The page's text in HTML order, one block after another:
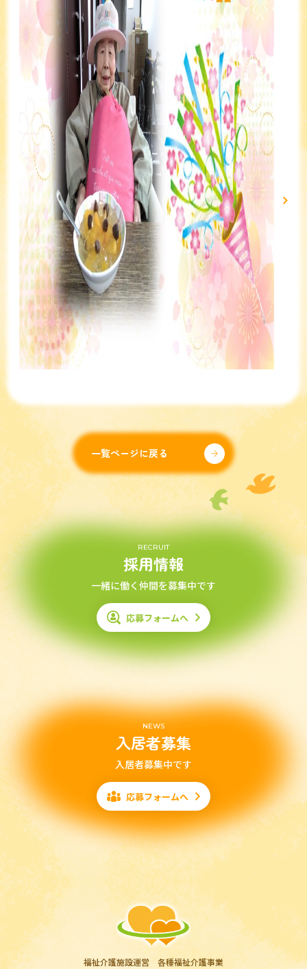
一覧ページに戻る
RECRUIT
採用情報
一緒に働く仲間を募集中です
応募フォームへ
NEWS
入居者募集
入居者募集中です
応募フォームへ
福祉介護施設運営 各種福祉介護事業